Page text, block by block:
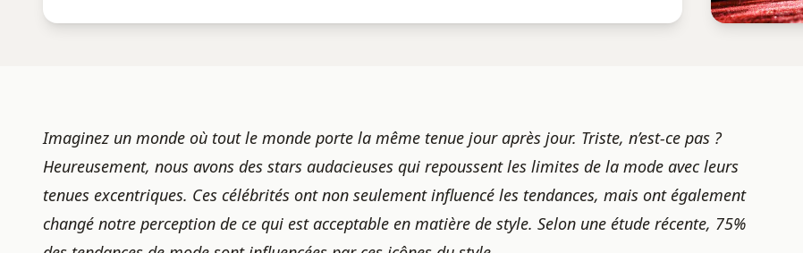
Imaginez un monde où tout le monde porte la même tenue jour après jour. Triste, n’est-ce pas ?
Heureusement, nous avons des stars audacieuses qui repoussent les limites de la mode avec leurs
tenues excentriques. Ces célébrités ont non seulement influencé les tendances, mais ont également
changé notre perception de ce qui est acceptable en matière de style. Selon une étude récente, 75%